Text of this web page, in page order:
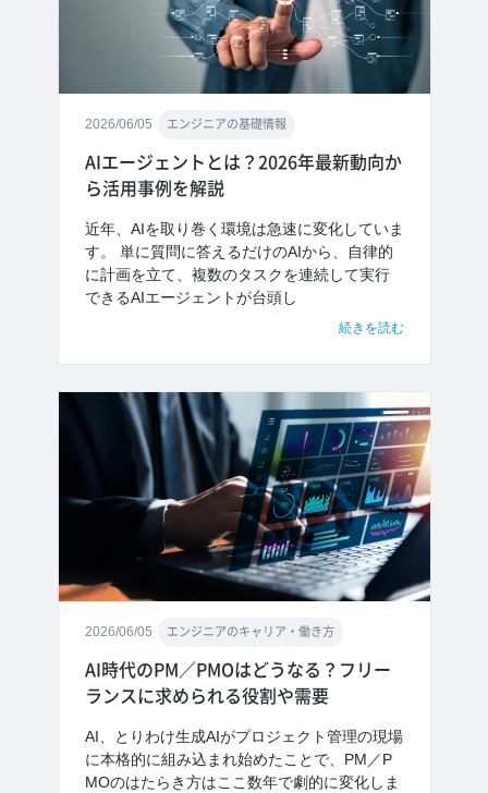
2026/06/05 エンジニアの基礎情報
AIエージェントとは？2026年最新動向か
ら活用事例を解説
近年、AIを取り巻く環境は急速に変化していま
す。 単に質問に答えるだけのAIから、自律的
に計画を立て、複数のタスクを連続して実行
できるAIエージェントが台頭し
続きを読む
2026/06/05 エンジニアのキャリア・働き方
AI時代のPM／PMOはどうなる？フリー
ランスに求められる役割や需要
AI、とりわけ生成AIがプロジェクト管理の現場
に本格的に組み込まれ始めたことで、PM／P
MOのはたらき方はここ数年で劇的に変化しま